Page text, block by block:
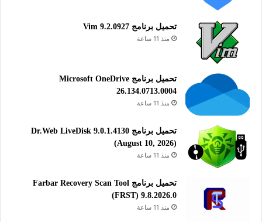
تحميل برنامج Vim 9.2.0927
منذ 11 ساعة
تحميل برنامج Microsoft OneDrive
26.134.0713.0004
منذ 11 ساعة
تحميل برنامج Dr.Web LiveDisk 9.0.1.4130
(August 10, 2026)
منذ 11 ساعة
تحميل برنامج Farbar Recovery Scan Tool
(FRST) 9.8.2026.0
منذ 11 ساعة